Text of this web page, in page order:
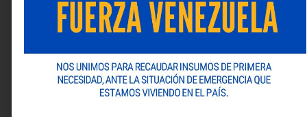
Deja una respuesta
Los campos obligatorios están marcados con*
Comentario*